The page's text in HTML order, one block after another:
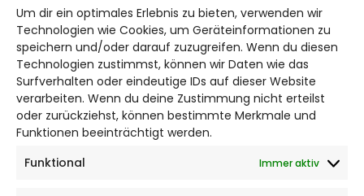
Um dir ein optimales Erlebnis zu bieten, verwenden wir
Technologien wie Cookies, um Geräteinformationen zu
speichern und/oder darauf zuzugreifen. Wenn du diesen
Technologien zustimmst, können wir Daten wie das
Surfverhalten oder eindeutige IDs auf dieser Website
verarbeiten. Wenn du deine Zustimmung nicht erteilst
oder zurückziehst, können bestimmte Merkmale und
Funktionen beeinträchtigt werden.
Funktional
Immer aktiv
hildesheim@citylifemedien.de
Bruchtorwall 12
38100 Braunschweig
Telefon: 0531 387220 – 65
DAS STADTMAGAZIN FÜR HILDESHEIM
Impressum